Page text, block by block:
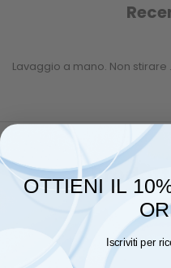
Lavaggio a mano. Non
OTTIENI IL
Iscriviti per